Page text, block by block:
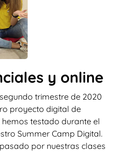
y online
trimestre de 2020
proyecto digital de
testado durante el
Summer Camp Digital.
por nuestras clases